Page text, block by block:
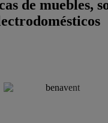
de muebles,